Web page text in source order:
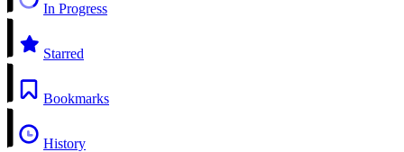
In Progress
Starred
Bookmarks
History